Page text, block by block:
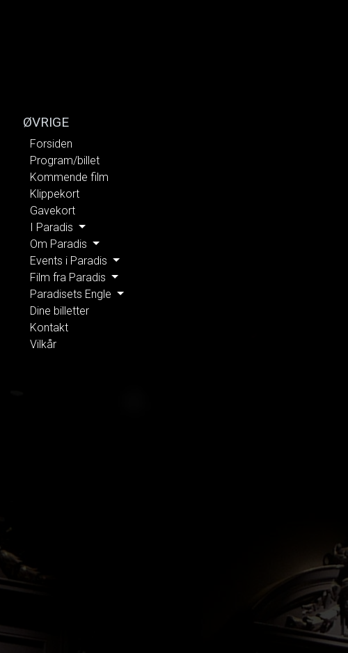
ØVRIGE
Forsiden
Program/billet
Kommende film
Klippekort
Gavekort
I Paradis
Om Paradis
Events i Paradis
Film fra Paradis
Paradisets Engle
Dine billetter
Kontakt
Vilkår